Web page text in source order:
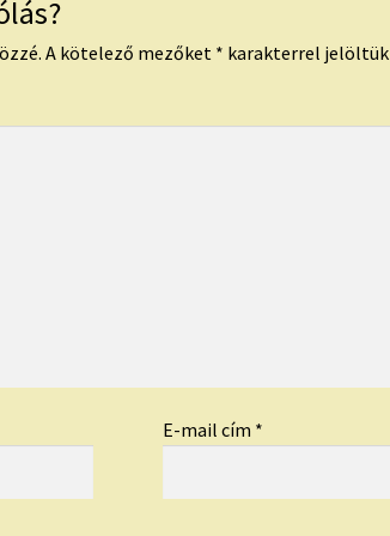
A kötelező mezőket * karakterrel jelöltük
E-mail cím *